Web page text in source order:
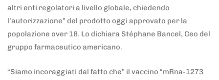
altri enti regolatori a livello globale, chiedendo
l’autorizzazione” del prodotto oggi approvato per la
popolazione over 18. Lo dichiara Stéphane Bancel, Ceo del
gruppo farmaceutico americano.
“Siamo incoraggiati dal fatto che” il vaccino “mRna-1273